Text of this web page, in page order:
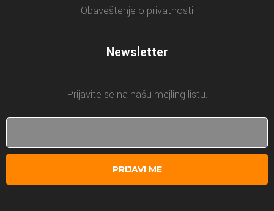
Obaveštenje o privatnosti
Newsletter
Prijavite se na našu mejling listu.
PRIJAVI ME